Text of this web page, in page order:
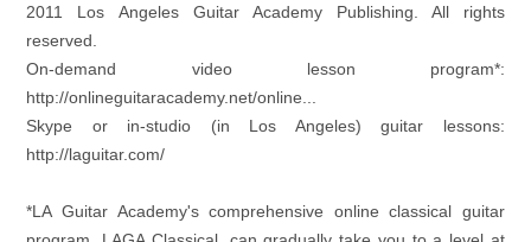
2011 Los Angeles Guitar Academy Publishing. All rights
reserved.
On-demand video lesson program*:
http://onlineguitaracademy.net/online...
Skype or in-studio (in Los Angeles) guitar lessons:
http://laguitar.com/
*LA Guitar Academy's comprehensive online classical guitar